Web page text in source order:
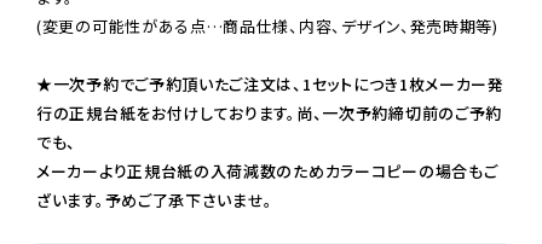
(変更の可能性がある点…商品仕様、内容、デザイン、発売時期等)
★一次予約でご予約頂いたご注文は、1セットにつき1枚メーカー発
行の正規台紙をお付けしております。尚、一次予約締切前のご予約
でも、
メーカーより正規台紙の入荷減数のためカラーコピーの場合もご
ざいます。予めご了承下さいませ。